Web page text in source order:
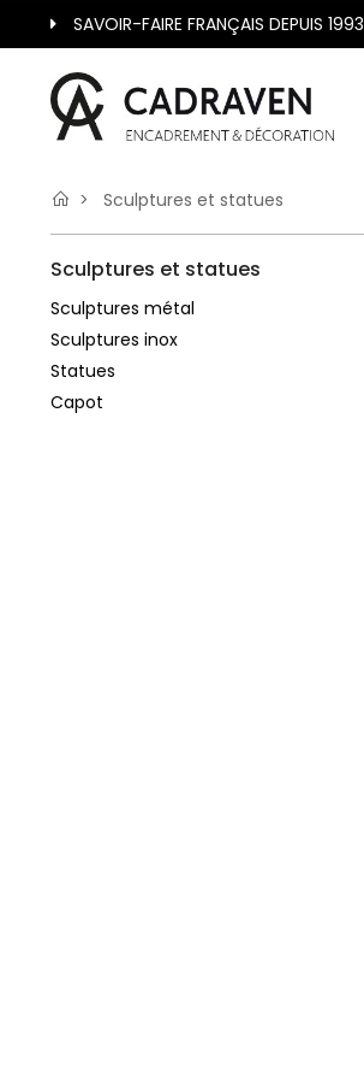
SAVOIR-FAIRE FRANÇAIS DEPUIS 1993
Sculptures et statues
Sculptures et statues
Sculptures métal
Sculptures inox
Statues
Capot